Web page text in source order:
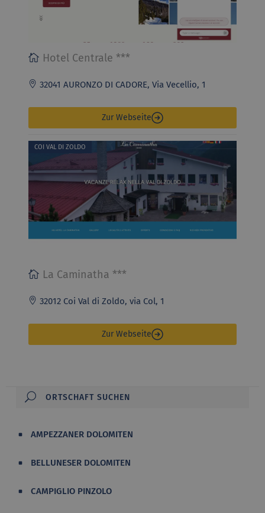
Hotel Centrale ***
32041 AURONZO DI CADORE, Via Vecellio, 1
Zur Webseite
COI VAL DI ZOLDO
La Caminatha ***
32012 Coi Val di Zoldo, via Col, 1
Zur Webseite
AMPEZZANER DOLOMITEN
BELLUNESER DOLOMITEN
CAMPIGLIO PINZOLO